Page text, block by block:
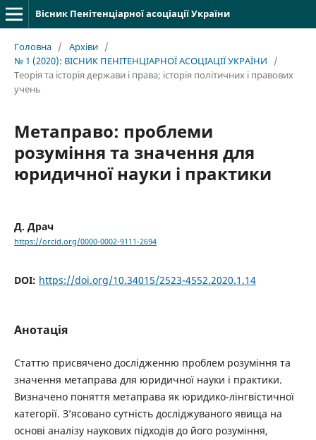
Вісник Пенітенціарної асоціації України
Головна / Архіви /
№ 1 (2020): ВІСНИК ПЕНІТЕНЦІАРНОЇ АСОЦІАЦІЇ УКРАЇНИ
/
Теорія та історія держави і права; історія політичних і правових
учень
Метаправо: проблеми
розуміння та значення для
юридичної науки і практики
Д. Драч
https://orcid.org/0000-0002-9111-2694
DOI: https://doi.org/10.34015/2523-4552.2020.1.14
Анотація
Статтю присвячено дослідженню проблем розуміння та
значення метаправа для юридичної науки і практики.
Визначено поняття метаправа як юридико-лінгвістичної
категорії. З’ясовано сутність досліджуваного явища на
основі аналізу наукових підходів до його розуміння,